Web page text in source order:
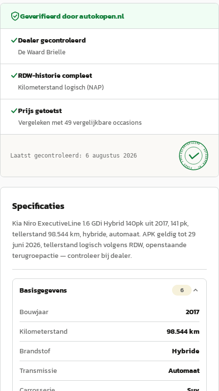
Geverifieerd doorautokopen.nl
Dealer gecontroleerd
De Waard Brielle
RDW-historie compleet
Kilometerstand logisch (NAP)
Prijs getoetst
Vergeleken met49vergelijkbare occasions
Laatst gecontroleerd: 6 augustus 2026 GECONTROLEERD ·
AUTOKOPEN.NL
· SINDS 1999 ·
Specificaties
Kia Niro ExecutiveLine 1.6 GDi Hybrid 140pk uit 2017, 141 pk,
tellerstand 98.544 km, hybride, automaat. APK geldig tot 29
juni 2026, tellerstand logisch volgens RDW, openstaande
terugroepactie — controleer bij dealer.
Basisgegevens 6
Bouwjaar
2017
Kilometerstand
98.544 km
Brandstof
Hybride
Transmissie
Automaat